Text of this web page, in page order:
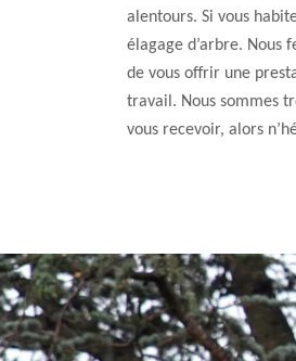
alentours. Si vous
élagage d’arbre. Nous
de vous offrir une
travail. Nous sommes
vous recevoir, alors